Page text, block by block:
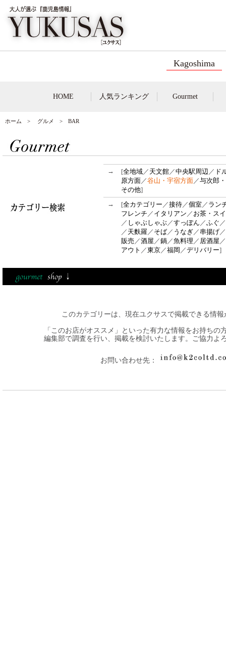
Kagoshima
HOME 人気ランキング Gourmet
ホーム > グルメ > BAR
→ [全地域／ 天文館／中央駅周辺 ／ ド
原方面／谷山・宇宿方面／与次郎
その他]
→
[全カテゴリー ／接待／個室／ ラン
フレンチ ／ イタリアン ／ お茶・ス
／ しゃぶしゃぶ／すっぽん ／ふぐ ／
／ 天麩羅／ そば／ うなぎ／ 串揚げ／
販売 ／酒屋 ／鍋／魚料理 ／ 居酒屋 ／
アウト ／東京／福岡 ／デリバリー]
このカテゴリーは、現在ユクサスで掲載できる情
「このお店がオススメ」といった有力な情報をお持ちの
編集部で調査を行い、掲載を検討いたします。ご協力よ
お問い合わせ先：